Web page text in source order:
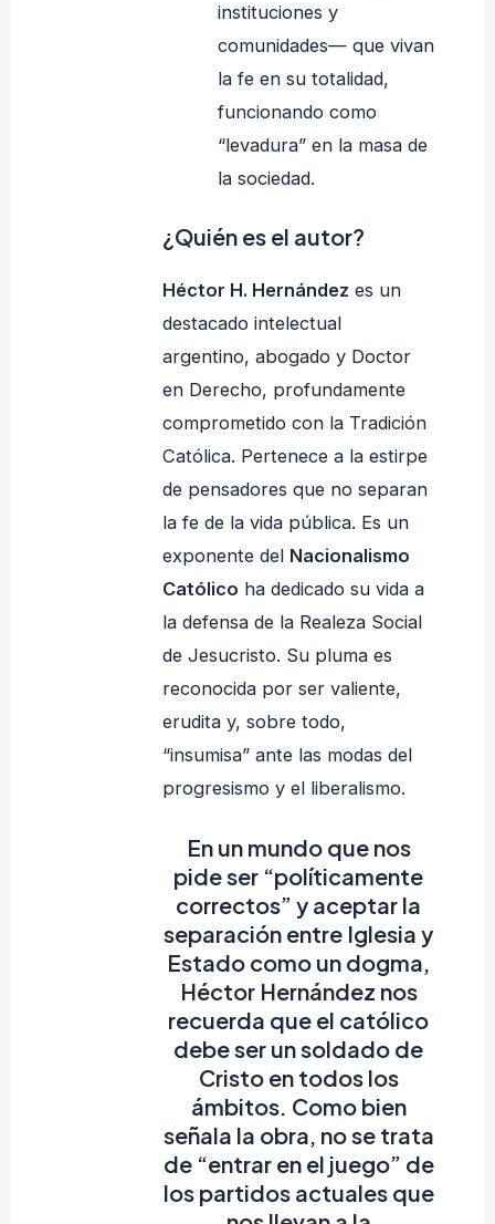
instituciones y
comunidades— que vivan
la fe en su totalidad,
funcionando como
“levadura” en la masa de
la sociedad.
¿Quién es el autor?
Héctor H. Hernández es un
destacado intelectual
argentino, abogado y Doctor
en Derecho, profundamente
comprometido con la Tradición
Católica. Pertenece a la estirpe
de pensadores que no separan
la fe de la vida pública. Es un
exponente del Nacionalismo
Católico ha dedicado su vida a
la defensa de la Realeza Social
de Jesucristo. Su pluma es
reconocida por ser valiente,
erudita y, sobre todo,
“insumisa” ante las modas del
progresismo y el liberalismo.
En un mundo que nos
pide ser “políticamente
correctos” y aceptar la
separación entre Iglesia y
Estado como un dogma,
Héctor Hernández nos
recuerda que el católico
debe ser un soldado de
Cristo en todos los
ámbitos. Como bien
señala la obra, no se trata
de “entrar en el juego” de
los partidos actuales que